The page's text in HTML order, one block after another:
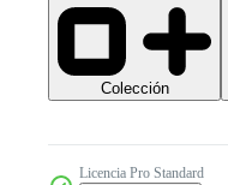
Colección
Licencia Pro Standard